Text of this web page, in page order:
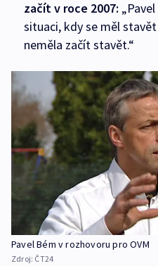
začít v roce 2007:
situaci, kdy se měl
neměla začít stavět.“
Pavel Bém v rozhovoru pro OVM
Zdroj: ČT24